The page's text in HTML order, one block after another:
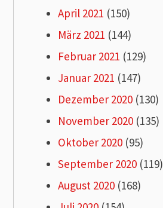
April 2021 (150)
März 2021 (144)
Februar 2021 (129)
Januar 2021 (147)
Dezember 2020 (130)
November 2020 (135)
Oktober 2020 (95)
September 2020 (119)
August 2020 (168)